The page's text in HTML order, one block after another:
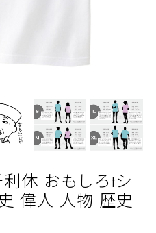
休 おもしろtシ
偉人 人物 歴史